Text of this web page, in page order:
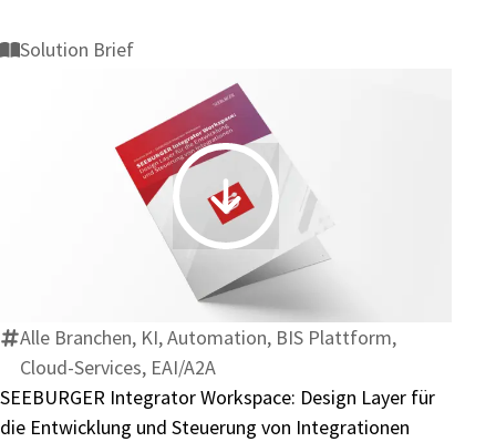
Solution Brief
SEEBURGER
Integrator
Workspace:
Design
Layer
die
Entwicklung
Alle Branchen, KI, Automation, BIS Plattform,
Cloud-Services, EAI/A2A
SEEBURGER Integrator Workspace: Design Layer für
die Entwicklung und Steuerung von Integrationen